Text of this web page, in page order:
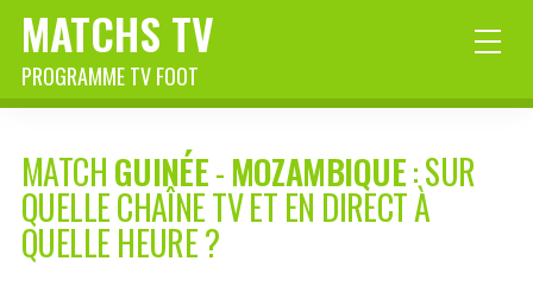
MATCHS TV
PROGRAMME TV FOOT
MATCHGUINÉE-MOZAMBIQUE: SUR
QUELLE CHAÎNE TV ET EN DIRECT À
QUELLE HEURE ?